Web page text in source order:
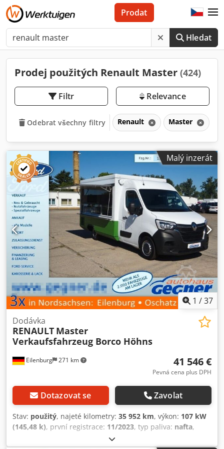
Hledat
Prodat
Prodej použitých Renault Master (424)
Filtr Relevance
Odebrat všechny filtry Renault Master
Malý inzerát
1 /37
Eilenburg 271 km
Dodávka
RENAULT Master
Verkaufsfahrzeug Borco Höhns
41 546 €
Pevná cena plus DPH
Dotazovat se Zavolat
Stav: použitý, najeté kilometry: 35 952 km, výkon: 107 kW
(145,48 k), první registrace: 11/2023, typ paliva: nafta,
, barva: